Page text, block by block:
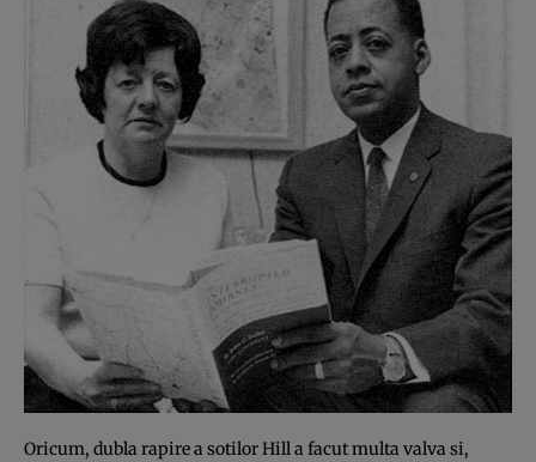
Oricum, dubla rapire a sotilor Hill a facut multa valva si,